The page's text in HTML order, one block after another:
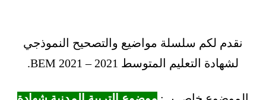
نقدم لكم سلسلة مواضيع والتصحيح النموذجي
لشهادة التعليم المتوسط 2021 – BEM 2021.